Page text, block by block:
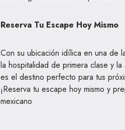
Reserva Tu Escape Hoy Mismo
Con su ubicación idílica en una de
la hospitalidad de primera clase y
es el destino perfecto para tus
¡Reserva tu escape hoy mismo y
mexicano